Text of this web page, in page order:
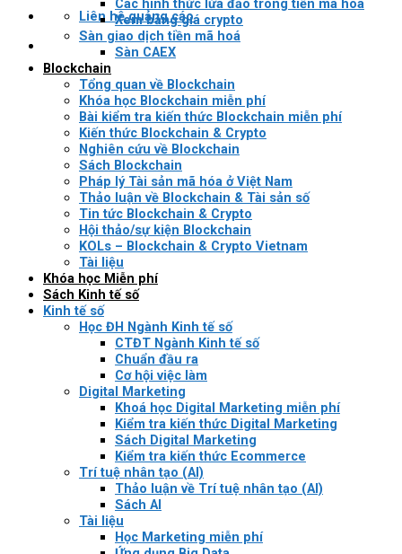
Liên hệ quảng cáo
Các hình thức lừa đảo trong tiền mã hóa
Xem bảng giá crypto
Sàn giao dịch tiền mã hoá
Sàn CAEX
Blockchain
Tổng quan về Blockchain
Khóa học Blockchain miễn phí
Bài kiểm tra kiến thức Blockchain miễn phí
Kiến thức Blockchain & Crypto
Nghiên cứu về Blockchain
Sách Blockchain
Pháp lý Tài sản mã hóa ở Việt Nam
Thảo luận về Blockchain & Tài sản số
Tin tức Blockchain & Crypto
Hội thảo/sự kiện Blockchain
KOLs – Blockchain & Crypto Vietnam
Tài liệu
Khóa học Miễn phí
Sách Kinh tế số
Kinh tế số
Học ĐH Ngành Kinh tế số
CTĐT Ngành Kinh tế số
Chuẩn đầu ra
Cơ hội việc làm
Digital Marketing
Khoá học Digital Marketing miễn phí
Kiểm tra kiến thức Digital Marketing
Sách Digital Marketing
Kiểm tra kiến thức Ecommerce
Trí tuệ nhân tạo (AI)
Thảo luận về Trí tuệ nhân tạo (AI)
Sách AI
Tài liệu
Học Marketing miễn phí